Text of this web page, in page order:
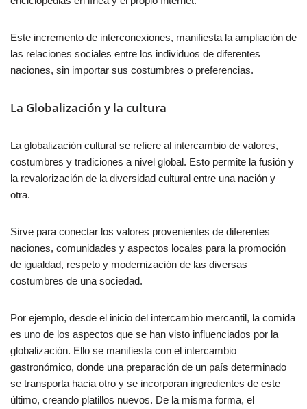
Este incremento de interconexiones, manifiesta la ampliación de
las relaciones sociales entre los individuos de diferentes
naciones, sin importar sus costumbres o preferencias.
La Globalización y la cultura
La globalización cultural se refiere al intercambio de valores,
costumbres y tradiciones a nivel global. Esto permite la fusión y
la revalorización de la diversidad cultural entre una nación y
otra.
Sirve para conectar los valores provenientes de diferentes
naciones, comunidades y aspectos locales para la promoción
de igualdad, respeto y modernización de las diversas
costumbres de una sociedad.
Por ejemplo, desde el inicio del intercambio mercantil, la comida
es uno de los aspectos que se han visto influenciados por la
globalización. Ello se manifiesta con el intercambio
gastronómico, donde una preparación de un país determinado
se transporta hacia otro y se incorporan ingredientes de este
último, creando platillos nuevos. De la misma forma, el